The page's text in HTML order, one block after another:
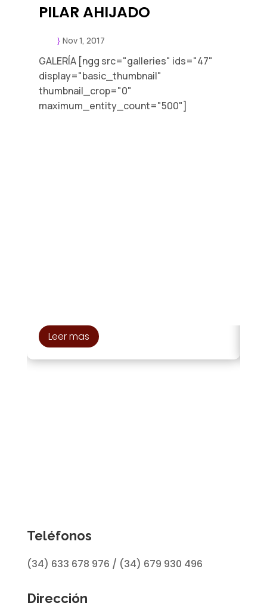
PILAR AHIJADO
} Nov 1, 2017
GALERÍA [ngg src="galleries" ids="47"
display="basic_thumbnail"
thumbnail_crop="0"
maximum_entity_count="500"]
Leer mas
Teléfonos
(34) 633 678 976 / (34) 679 930 496
Dirección